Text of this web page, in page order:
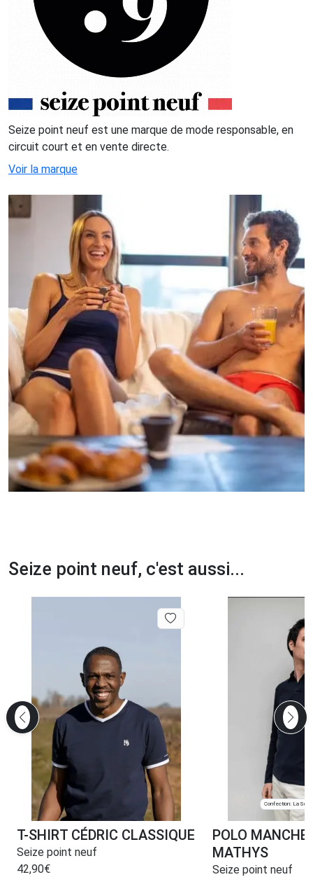
Seize point neuf est une marque de mode responsable, en
circuit court et en vente directe.
Voir la marque
Seize point neuf, c'est aussi...
T-SHIRT CÉDRIC CLASSIQUE
Seize point neuf
42,90€
Confection: La
POLO
MATHYS
Seize point neuf